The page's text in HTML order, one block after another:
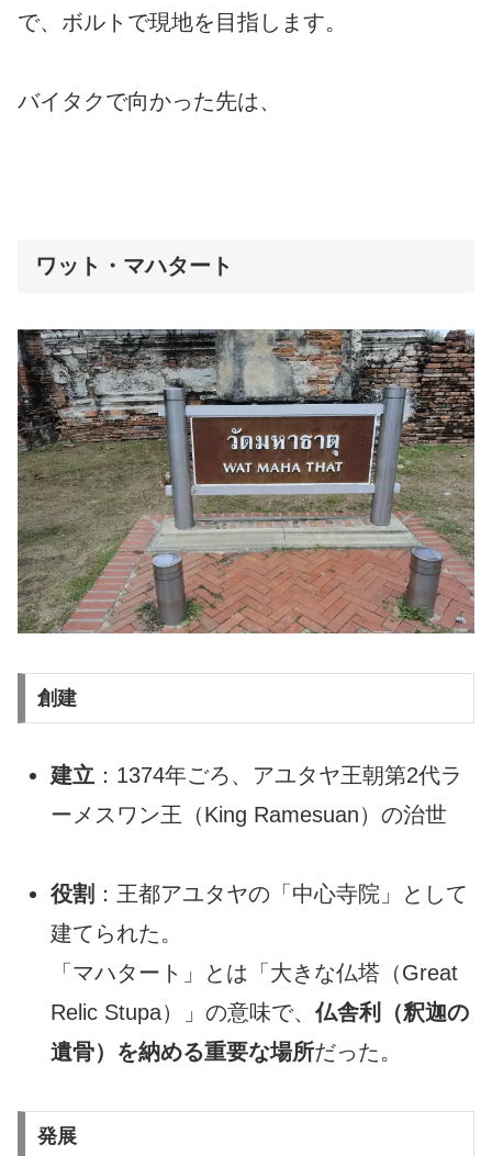
で、ボルトで現地を目指します。
バイタクで向かった先は、
ワット・マハタート
創建
建立 ：1374年ごろ、アユタヤ王朝第2代ラ
ーメスワン王（King Ramesuan）の治世
役割 ：王都アユタヤの「中心寺院」として
建てられた。
「マハタート」とは「大きな仏塔（Great
Relic Stupa）」の意味で、仏舎利（釈迦の
遺骨）を納める重要な場所だった。
発展